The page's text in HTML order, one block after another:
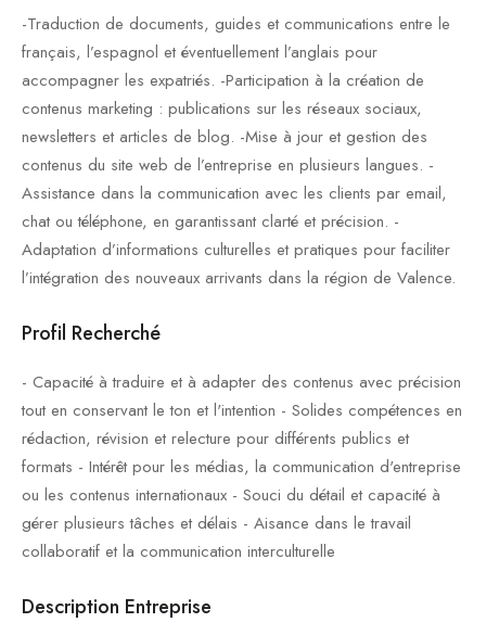
-Traduction de documents, guides et communications entre le
français, l’espagnol et éventuellement l’anglais pour
accompagner les expatriés. -Participation à la création de
contenus marketing : publications sur les réseaux sociaux,
newsletters et articles de blog. -Mise à jour et gestion des
contenus du site web de l’entreprise en plusieurs langues. -
Assistance dans la communication avec les clients par email,
chat ou téléphone, en garantissant clarté et précision. -
Adaptation d’informations culturelles et pratiques pour faciliter
l’intégration des nouveaux arrivants dans la région de Valence.
Profil Recherché
- Capacité à traduire et à adapter des contenus avec précision
tout en conservant le ton et l'intention - Solides compétences en
rédaction, révision et relecture pour différents publics et
formats - Intérêt pour les médias, la communication d'entreprise
ou les contenus internationaux - Souci du détail et capacité à
gérer plusieurs tâches et délais - Aisance dans le travail
collaboratif et la communication interculturelle
Description Entreprise